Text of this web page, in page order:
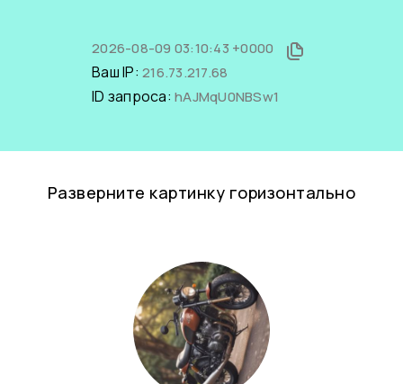
2026-08-09 03:10:43 +0000
Ваш IP: 216.73.217.68
ID запроса: hAJMqU0NBSw1
Разверните картинку горизонтально